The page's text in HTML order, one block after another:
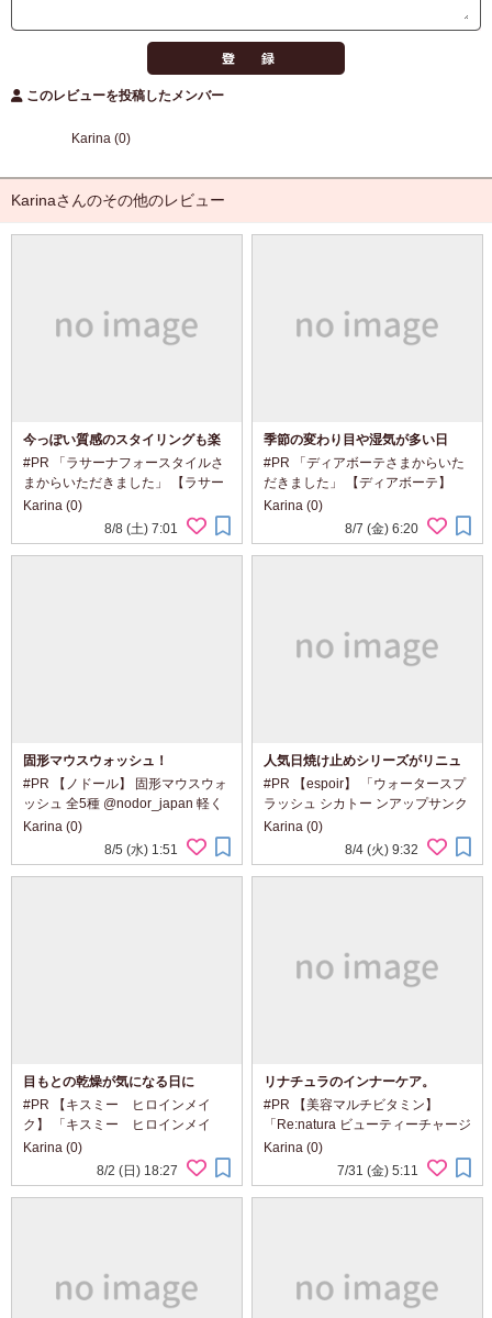
このレビューを投稿したメンバー
Karina (0)
Karinaさんのその他のレビュー
今っぽい質感のスタイリングも楽
しめる2つのヘアオイル
#PR 「ラサーナフォースタイルさ
まからいただきました」 【ラサー
ナ フォースタイル】 「グロスキュ
ア オイルスプレー」 「リンクリペ
アオイル ピュレ」
Karina (0)
8/8 (土) 7:01
季節の変わり目や湿気が多い日
に。
#PR 「ディアボーテさまからいた
だきました」 【ディアボーテ】
「オイルインシャンプー／コンデ
ィショナー(リッチ＆リペア)」
@dearbeautehimawari_kracie 髪
Karina (0)
8/7 (金) 6:20
固形マウスウォッシュ！
#PR 【ノドール】 固形マウスウォ
ッシュ 全5種 @nodor_japan 軽く
て、持ち運びに便利な固形マウス
ウォッシュ。 外出先でも手軽に使
える、 新感覚のオーラルケアアイ
Karina (0)
8/5 (水) 1:51
人気日焼け止めシリーズがリニュ
ーアル
#PR 【espoir】 「ウォータースプ
ラッシュ シカトー ンアップサンク
リーム」 「日焼け止めクリーム4
種」 ・ウォータースプラッシュ セ
ラミド ・ウォータースプラッシュ
Karina (0)
8/4 (火) 9:32
目もとの乾燥が気になる日に
#PR 【キスミー ヒロインメイ
ク】 「キスミー ヒロインメイ
ク アイエステクリーム」
@heroinemake 目もとの乾燥が気
になる日に取り入れたい、 濃密*1
Karina (0)
8/2 (日) 18:27
リナチュラのインナーケア。
#PR 【美容マルチビタミン】
「Re:natura ビューティーチャージ
マルチビタミン&ミネラル」
@renatura_official 美容のために何
か始めたいけれど、 スキンケアを
Karina (0)
7/31 (金) 5:11